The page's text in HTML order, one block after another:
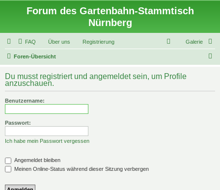
Forum des Gartenbahn-Stammtisch
Nürnberg
Galerie
FAQ Über uns Registrierung
Foren-Übersicht
h
Du musst registriert und angemeldet sein, um Profile
anzuschauen.
Benutzername:
Passwort:
Ich habe mein Passwort vergessen
Angemeldet bleiben
Meinen Online-Status während dieser Sitzung verbergen